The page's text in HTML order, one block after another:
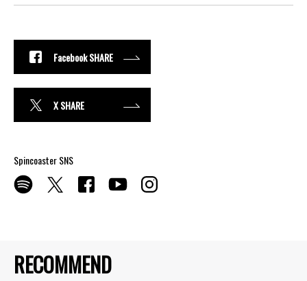
RECOMMEND
Facebook SHARE
X SHARE
Spincoaster SNS